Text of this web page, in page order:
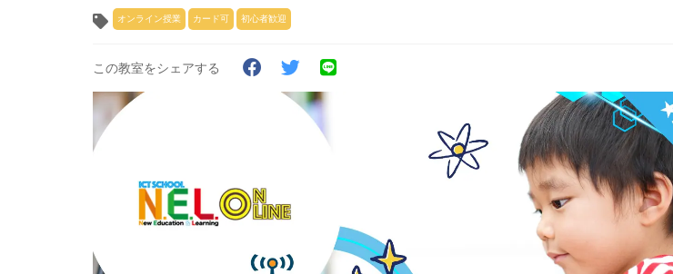
オンライン授業 カード可 初心者歓迎
この教室をシェアする